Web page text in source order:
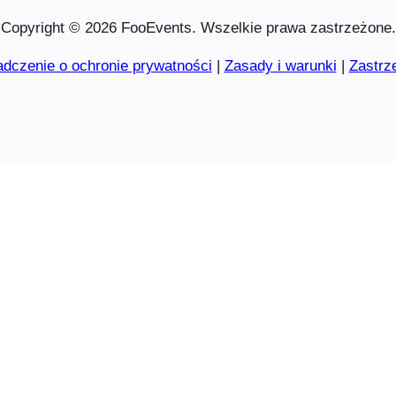
Copyright © 2026 FooEvents. Wszelkie prawa zastrzeżone.
o ochronie prywatności | Zasady i warunki |